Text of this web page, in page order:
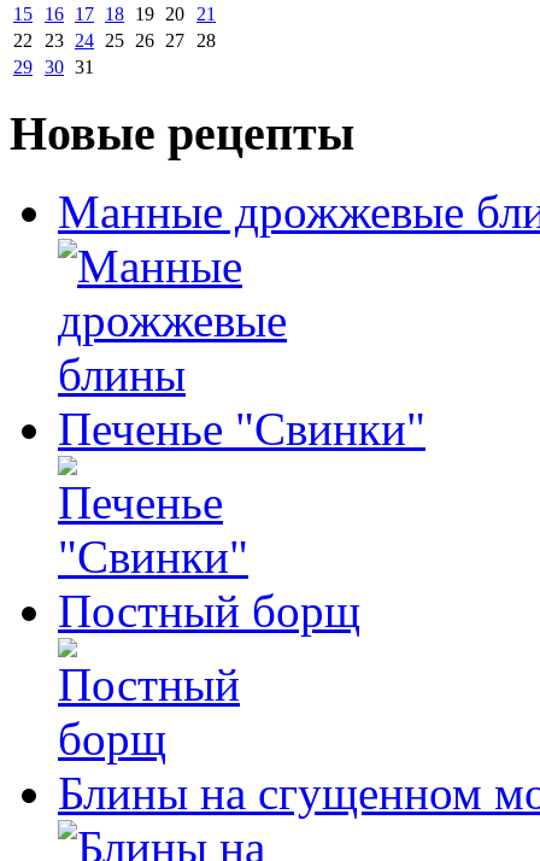
15
16 17 18 19 20 21
22 23 24 25 26 27 28
29 30 31
Новые рецепты
Манные дрожжевые
Печенье "Свинки"
Постный борщ
Блины на сгущенном